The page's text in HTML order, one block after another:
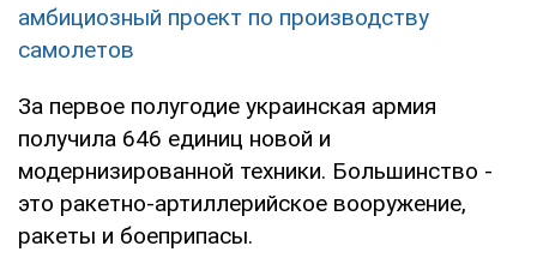
амбициозный проект по производству
самолетов
За первое полугодие украинская армия
получила 646 единиц новой и
модернизированной техники. Большинство -
это ракетно-артиллерийское вооружение,
ракеты и боеприпасы.